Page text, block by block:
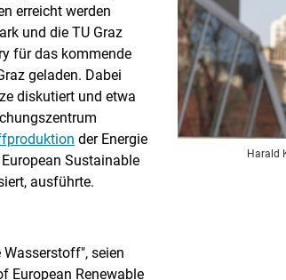
erreicht werden
und die TU Graz
für das kommende
geladen. Dabei
diskutiert und etwa
der Energie
Sustainable
ausführte.
seien
European Renewable
Harald